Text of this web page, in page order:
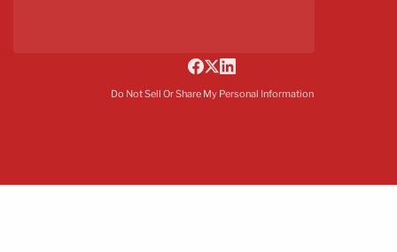
Do Not Sell Or Share My Personal Information